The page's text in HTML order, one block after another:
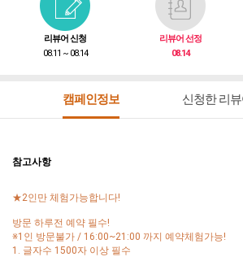
리뷰어 신청
08.11 ~ 08.14
리뷰어 선정
08.14
캠페인정보 신청한 리
참고사항
★2인만 체험가능합니다!
방문 하루전 예약 필수!
※1인 방문불가 / 16:00~21:00 까지 예약체험가능!
1. 글자수 1500자 이상 필수